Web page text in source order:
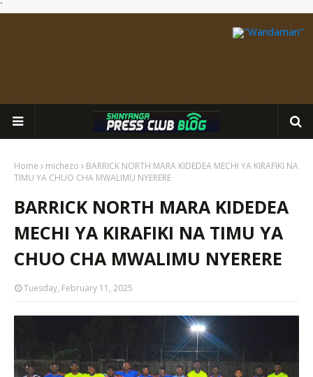
`
Home michezo
BARRICK NORTH MARA KIDEDEA MECHI YA KIRAFIKI NA
TIMU YA CHUO CHA MWALIMU NYERERE
BARRICK NORTH MARA KIDEDEA
MECHI YA KIRAFIKI NA TIMU YA
CHUO CHA MWALIMU NYERERE
Tuesday, February 11, 2025